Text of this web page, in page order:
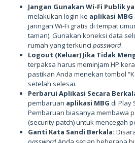
Jangan Gunakan Wi-Fi Publik
melakukan login ke aplikasi MBG
jaringan Wi-Fi gratis di tempat
taman). Gunakan koneksi data
rumah yang terkunci password.
Logout (Keluar) Jika Tidak
terpaksa harus meminjam HP
pastikan Anda menekan tombol
setelah selesai.
Perbarui Aplikasi Secara
pembaruan aplikasi MBG di Play
Pembaruan biasanya membawa
(security patch) untuk mencegah
Ganti Kata Sandi Berkala: